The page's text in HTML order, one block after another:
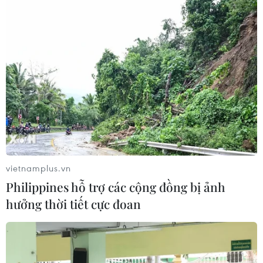
Những định hướng lớn
trong thực hiện Nghị quyết 57-
NQ/TW
07/08/2026 08:18
Tây Ninh thúc đẩy bình dân học vụ
số, tạo động lực phát triển kinh tế số
07/08/2026 07:17
"Doanh nghiệp phải là lực lượng
nòng cốt phát triển công nghệ chiến
07/08/2026 07:09
vietnamplus.vn
Philippines hỗ trợ các cộng đồng bị ảnh
hưởng thời tiết cực đoan